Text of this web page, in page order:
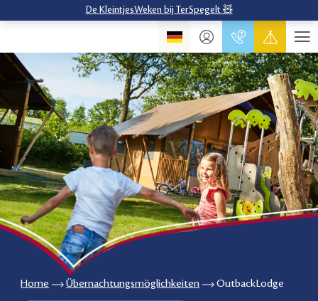
De KleintjesWeken bij TerSpegelt 🧸
Home Übernachtungsmöglichkeiten OutbackLodge